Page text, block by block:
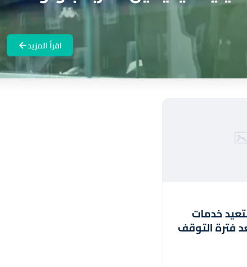
اقرأ المزيد
خدمات
فترة التوقف